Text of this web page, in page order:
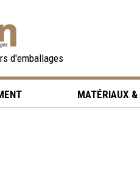
d'emballages
MATÉRIAUX &